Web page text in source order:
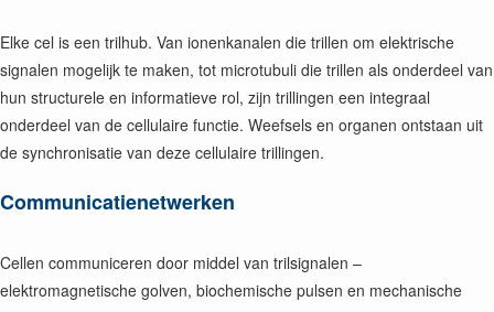
Elke cel is een trilhub. Van ionenkanalen die trillen om elektrische
signalen mogelijk te maken, tot microtubuli die trillen als onderdeel van
hun structurele en informatieve rol, zijn trillingen een integraal
onderdeel van de cellulaire functie. Weefsels en organen ontstaan uit
de synchronisatie van deze cellulaire trillingen.
Communicatienetwerken
Cellen communiceren door middel van trilsignalen –
elektromagnetische golven, biochemische pulsen en mechanische